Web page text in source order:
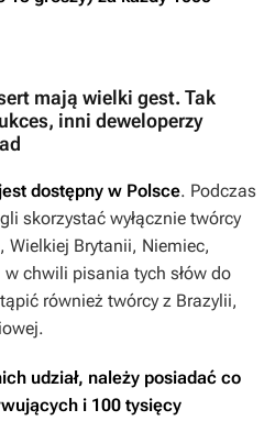
mają wielki gest. Tak
inni deweloperzy
dostępny w Polsce. Podczas
skorzystać wyłącznie twórcy
Wielkiej Brytanii, Niemiec,
chwili pisania tych słów do
również twórcy z Brazylii,
udział, należy posiadać co
i 100 tysięcy